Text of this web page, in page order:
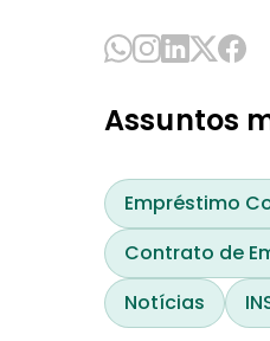
Assuntos
Empréstimo
Contrato de
Notícias